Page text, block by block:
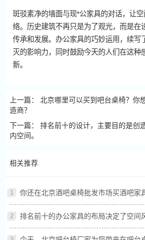
斑驳素净的墙面与现*公家具的对话，让
络。历史建筑不再只是为了观光，而是在
传承和发展。办公家具的巧妙运用，续写
灭的影响力，同时鼓励今天的人们在这种
新。
上一篇： 北京哪里可以买到吧台桌椅？你
造商？
下一篇： 排名前十的设计，主要目的是创
内空间。
相关推荐
排名前十的办公家具的布局决定了空间